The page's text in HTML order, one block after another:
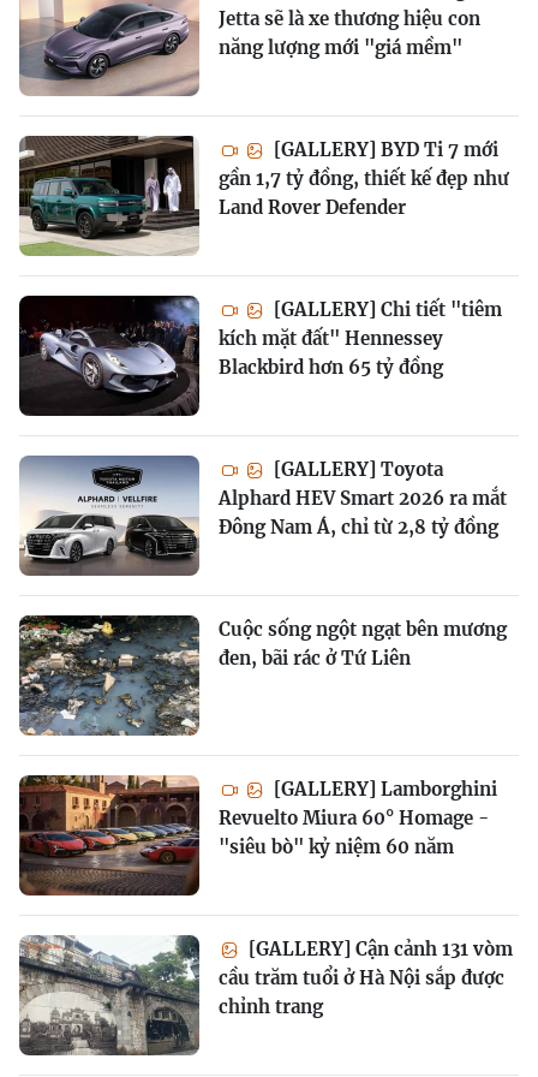
Jetta sẽ là xe thương hiệu con
năng lượng mới "giá mềm"
[GALLERY] BYD Ti 7 mới
gần 1,7 tỷ đồng, thiết kế đẹp như
Land Rover Defender
[GALLERY] Chi tiết "tiêm
kích mặt đất" Hennessey
Blackbird hơn 65 tỷ đồng
[GALLERY] Toyota
Alphard HEV Smart 2026 ra mắt
Đông Nam Á, chỉ từ 2,8 tỷ đồng
Cuộc sống ngột ngạt bên mương
đen, bãi rác ở Tứ Liên
[GALLERY] Lamborghini
Revuelto Miura 60° Homage -
"siêu bò" kỷ niệm 60 năm
[GALLERY] Cận cảnh 131 vòm
cầu trăm tuổi ở Hà Nội sắp được
chỉnh trang